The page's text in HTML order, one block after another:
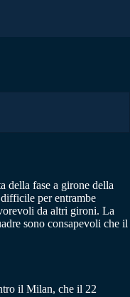
della fase a girone della
per entrambe
da altri gironi. La
sono consapevoli che il
il Milan, che il 22